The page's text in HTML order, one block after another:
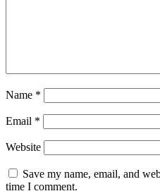
Name *
Email *
Website
Save my name, email, and
time I comment.